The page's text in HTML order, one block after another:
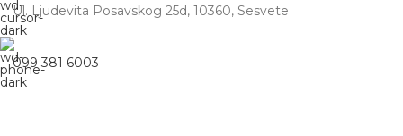
Ul. Ljudevita Posavskog 25d, 10360, Sesvete
099 381 6003